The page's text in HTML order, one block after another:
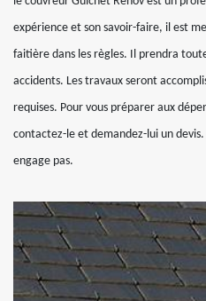
expérience et son savoir-faire, il est
faitière dans les règles. Il prendra
accidents. Les travaux seront
requises. Pour vous préparer aux
contactez-le et demandez-lui un
engage pas.